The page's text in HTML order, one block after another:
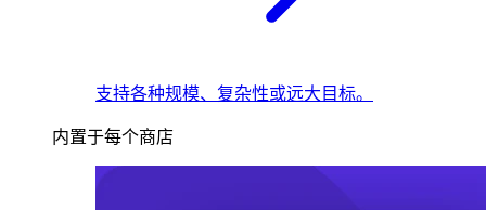
支持各种规模、复杂性或远大目标。
内置于每个商店